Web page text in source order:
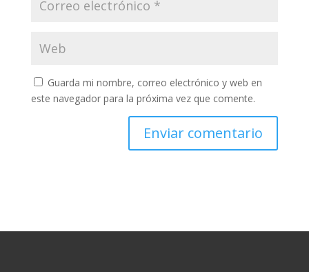
Guarda mi nombre, correo electrónico y web en
este navegador para la próxima vez que comente.